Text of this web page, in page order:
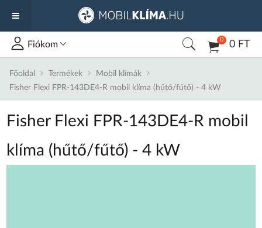
0 0 FT
Fiókom
Főoldal Termékek
Mobil klímák
Fisher Flexi FPR-143DE4-R mobil klíma (hűtő/fűtő) - 4 kW
Fisher Flexi FPR-143DE4-R mobil
klíma (hűtő/fűtő) - 4 kW